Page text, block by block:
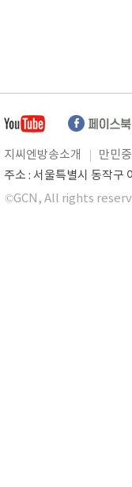
지씨엔방송소개 만민
주소 : 서울특별시 동작
©GCN, All rights